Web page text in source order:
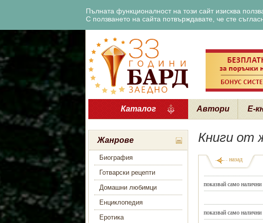
Пълната функционалност на този сайт изисква
С ползването на сайта потвърждавате, че сте
Каталог Автори Е-
Жанрове
Биография
Готварски рецепти
Домашни любимци
Енциклопедия
Еротика
Книги от
показвай само налични
показвай само налични
назад